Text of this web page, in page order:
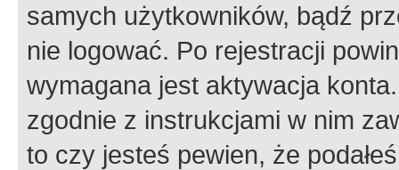
samych użytkowników, bądź
nie logować. Po rejestracji
wymagana jest aktywacja
zgodnie z instrukcjami w nim
to czy jesteś pewien, że